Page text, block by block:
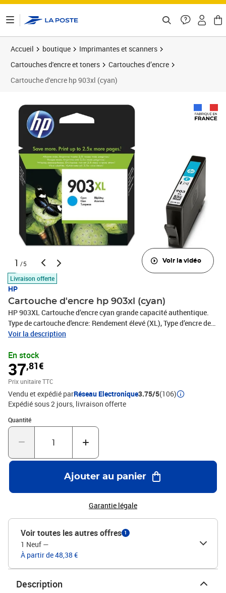
Accueil boutique
Imprimantes et scanners
Cartouches d'encre et toners
Cartouches d’encre
Cartouche d'encre hp 903xl (cyan)
Voir la vidéo
1 /5
Livraison offerte
HP
Cartouche d'encre hp 903xl (cyan)
HP 903XL Cartouche d’encre cyan grande capacité authentique.
Type de cartouche d'encre: Rendement élevé (XL), Type d’encre de
couleur: Encre à pigments, Rendement par page d'encre de couleur:
Voir la description
En stock
37,81€
Prix unitaire TTC
Vendu et expédié parRéseau Electronique3.75/5(106)
Expédié sous 2 jours livraison offerte
Quantité
Quantité : 1
Ajouter au panier
Garantie légale
Voir toutes les autres offres 1
1 Neuf —
À partir de 48,38 €
Description